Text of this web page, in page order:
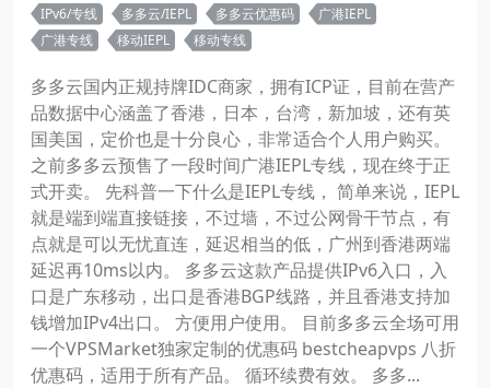
IPv6/专线
多多云/IEPL 多多云优惠码
广港IEPL
广港专线
移动IEPL 移动专线
多多云国内正规持牌IDC商家，拥有ICP证，目前在营产
品数据中心涵盖了香港，日本，台湾，新加坡，还有英
国美国，定价也是十分良心，非常适合个人用户购买。
之前多多云预售了一段时间广港IEPL专线，现在终于正
式开卖。 先科普一下什么是IEPL专线， 简单来说，IEPL
就是端到端直接链接，不过墙，不过公网骨干节点，有
点就是可以无忧直连，延迟相当的低，广州到香港两端
延迟再10ms以内。 多多云这款产品提供IPv6入口，入
口是广东移动，出口是香港BGP线路，并且香港支持加
钱增加IPv4出口。 方便用户使用。 目前多多云全场可用
一个VPSMarket独家定制的优惠码 bestcheapvps 八折
优惠码，适用于所有产品。 循环续费有效。 多多...